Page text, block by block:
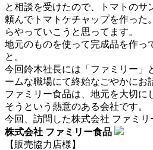
と相談を受けたので、トマトのサ
頼んでトマトケチャップを作った
らやっていこうと思ってます。
地元のものを使って完成品を作っ
と。
今回鈴木社長には「ファミリー」
ームな職場にて終始なごやかにお
ファミリー食品は、地元を大切に
そうという熱意のある会社です。
今回、訪問した株式会社 ファミリ
株式会社 ファミリー食品
【販売協力店様】